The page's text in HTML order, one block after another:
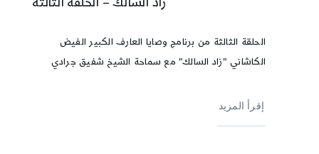
الحلقة الثالثة من برنامج وصايا العارف الكبير الفيض
الكاشاني "زاد السالك" مع سماحة الشيخ شفيق جرادي
إقرأ المزيد